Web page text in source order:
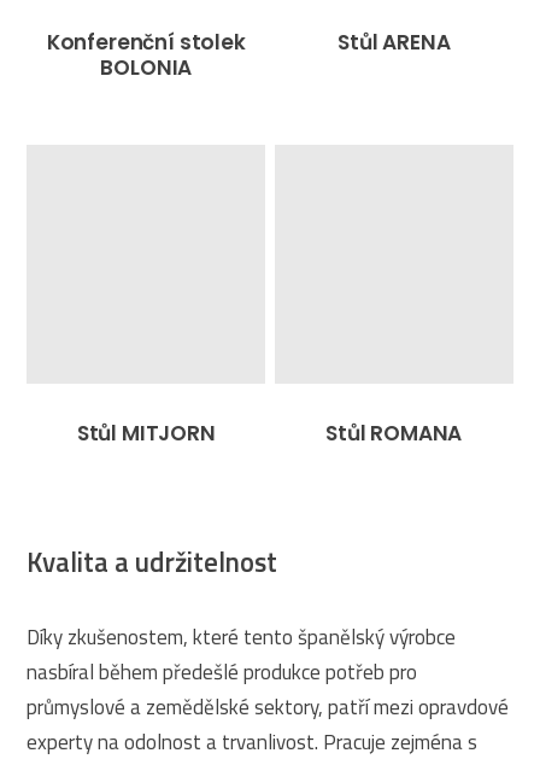
Konferenční stolek
BOLONIA
Stůl ARENA
Stůl MITJORN Stůl ROMANA
Kvalita a udržitelnost
Díky zkušenostem, které tento španělský výrobce
nasbíral během předešlé produkce potřeb pro
průmyslové a zemědělské sektory, patří mezi opravdové
experty na odolnost a trvanlivost. Pracuje zejména s